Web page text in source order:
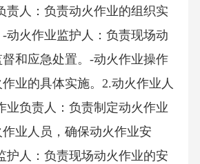
责人：负责动火作业的组织实
动火作业监护人：负责现场动
和应急处置。-动火作业操作
业的具体实施。2.动火作业人
业负责人：负责制定动火作业
业人员，确保动火作业安
护人：负责现场动火作业的安